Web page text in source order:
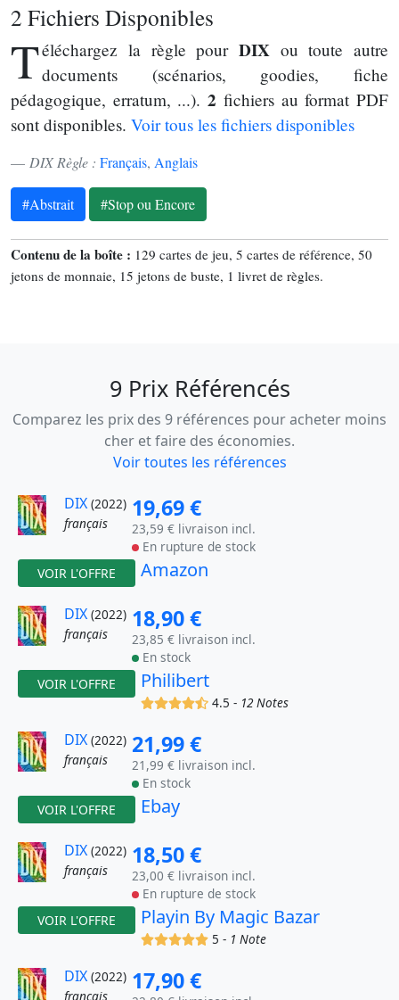
2 Fichiers Disponibles
Téléchargez la règle pour DIX ou toute autre
documents (scénarios, goodies, fiche
pédagogique, erratum, ...).2 fichiers au format PDF
sont disponibles. Voir tous les fichiers disponibles
DIX Règle : Français, Anglais
#Abstrait #Stop ou Encore
Contenu de la boîte : 129 cartes de jeu, 5 cartes de référence, 50
jetons de monnaie, 15 jetons de buste, 1 livret de règles.
9 Prix Référencés
Comparez les prix des 9 références pour acheter moins
cher et faire des économies.
Voir toutes les références
DIX (2022)
français
19,69 €
23,59 € livraison incl.
En rupture de stock
VOIR L'OFFRE
Amazon
DIX (2022)
français
18,90 €
23,85 € livraison incl.
En stock
VOIR L'OFFRE
Philibert
(x)(x)(x)(x)(,)
4.5 - 12 Notes
DIX (2022)
français
21,99 €
21,99 € livraison incl.
En stock
VOIR L'OFFRE
Ebay
DIX (2022)
français
18,50 €
23,00 € livraison incl.
En rupture de stock
VOIR L'OFFRE
Playin By Magic Bazar
(x)(x)(x)(x)(x)5 - 1 Note
DIX (2022)
français
17,90 €